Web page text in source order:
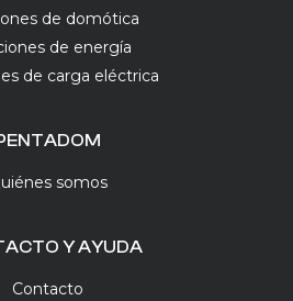
de domótica
de energía
de carga eléctrica
somos
Y AYUDA
Contacto